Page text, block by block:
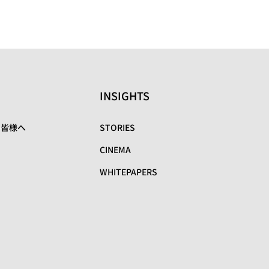
様へ
INSIGHTS
STORIES
CINEMA
WHITEPAPERS